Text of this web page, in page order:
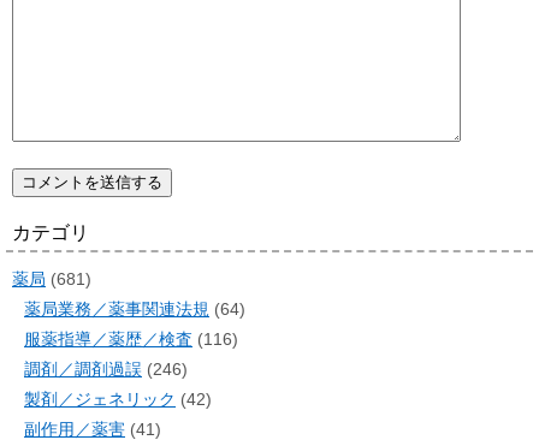
カテゴリ
薬局 (681)
薬局業務／薬事関連法規 (64)
服薬指導／薬歴／検査 (116)
調剤／調剤過誤 (246)
製剤／ジェネリック (42)
副作用／薬害 (41)